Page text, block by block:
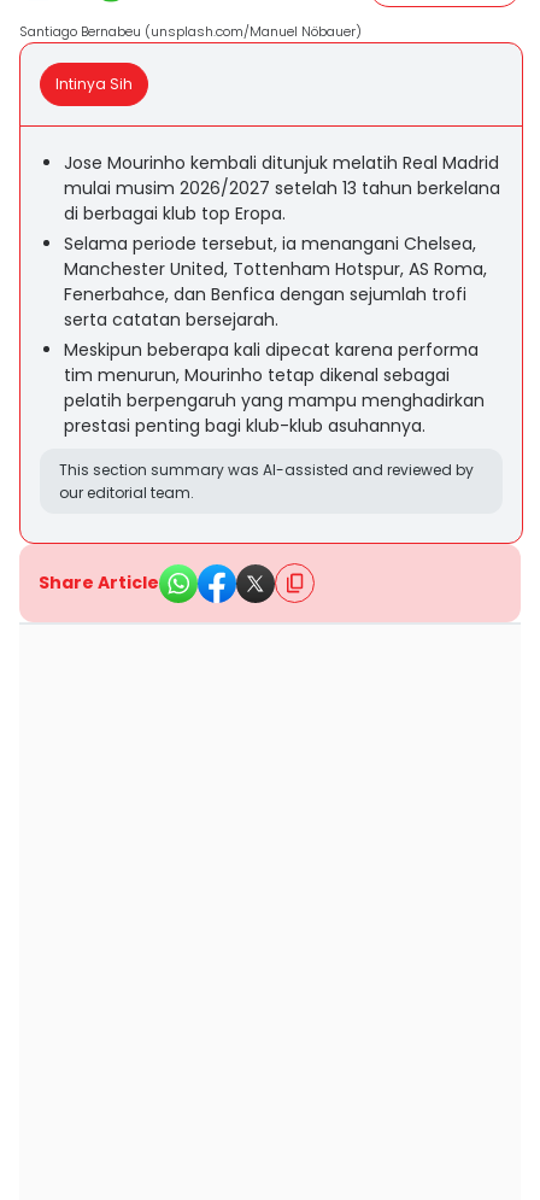
Santiago Bernabeu (unsplash.com/Manuel Nöbauer)
Intinya Sih
Jose Mourinho kembali ditunjuk melatih Real Madrid
mulai musim 2026/2027 setelah 13 tahun berkelana
di berbagai klub top Eropa.
Selama periode tersebut, ia menangani Chelsea,
Manchester United, Tottenham Hotspur, AS Roma,
Fenerbahce, dan Benfica dengan sejumlah trofi
serta catatan bersejarah.
Meskipun beberapa kali dipecat karena performa
tim menurun, Mourinho tetap dikenal sebagai
pelatih berpengaruh yang mampu menghadirkan
prestasi penting bagi klub-klub asuhannya.
This section summary was AI-assisted and reviewed by
our editorial team.
Share Article